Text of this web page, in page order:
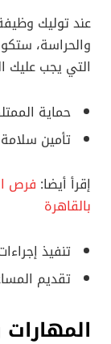
عند توليك
والحراسة،
التي يجب
حماية
تأمين سلامة
إقرأ أيضا:
بالقاهرة
تنفيذ
تقديم